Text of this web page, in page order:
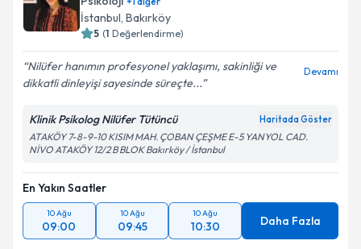
İstanbul, Bakırköy
5 (1 Değerlendirme)
Nilüfer hanımın profesyonel yaklaşımı, sakinliği ve
dikkatli dinleyişi sayesinde süreçte...
Devamı
Klinik Psikolog Nilüfer Tütüncü Haritada Göster
ATAKÖY 7-8-9-10 KISIM MAH. ÇOBAN ÇEŞME E-5 YANYOL CAD.
NİVO ATAKÖY 12/2 B BLOK Bakırköy / İstanbul
En Yakın Saatler
10 Ağu
09:00
10 Ağu
09:45
10 Ağu
10:30 Daha Fazla